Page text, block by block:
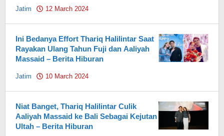
Jatim 12 March 2024
Ini Bedanya Effort Thariq Halilintar Saat
Rayakan Ulang Tahun Fuji dan Aaliyah
Massaid – Berita Hiburan
Jatim 10 March 2024
Niat Banget, Thariq Halilintar Culik
Aaliyah Massaid ke Bali Sebagai Kejutan
Ultah – Berita Hiburan